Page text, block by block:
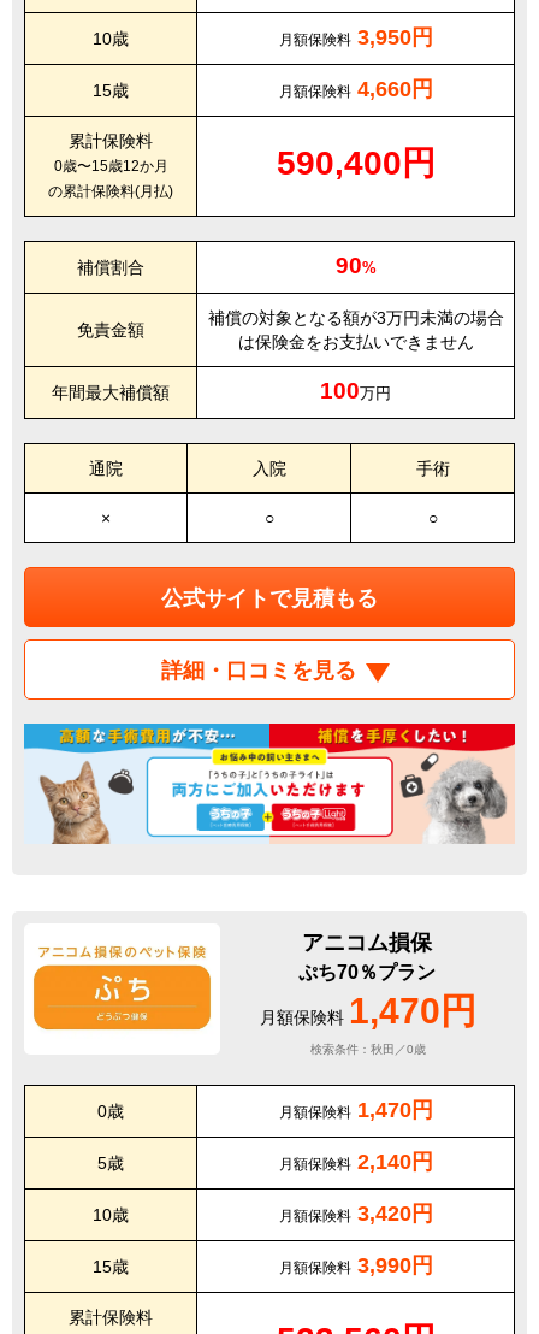
10歳 月額保険料 3,950円
15歳 月額保険料 4,660円
累計保険料
0歳〜15歳12か月
の累計保険料(月払)
590,400円
補償割合 90%
免責金額
補償の対象となる額が3万円未満の場合
は保険金をお支払いできません
年間最大補償額 100万円
通院 入院 手術
× ○ ○
公式サイトで見積もる
詳細・口コミを見る
アニコム損保
ぷち70％プラン
月額保険料 1,470円
検索条件：秋田／0歳
0歳 月額保険料 1,470円
5歳 月額保険料 2,140円
10歳 月額保険料 3,420円
15歳 月額保険料 3,990円
累計保険料